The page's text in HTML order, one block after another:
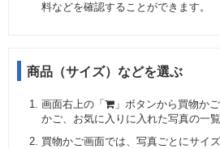
料などを確認することができます。
商品（サイズ）などを選ぶ
画面右上の「
」ボタンから買物か
かご、お気に入りに入れた写真の一
買物かご画面では、写真ごとにサイ